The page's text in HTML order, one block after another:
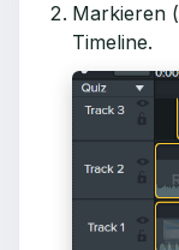
Markieren (
Timeline.